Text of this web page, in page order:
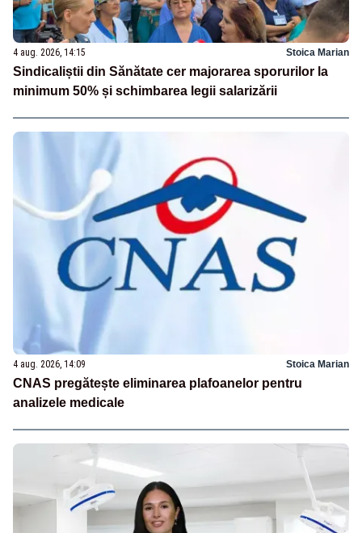
4 aug. 2026, 14:15 Stoica Marian
Sindicaliștii din Sănătate cer majorarea sporurilor la
minimum 50% și schimbarea legii salarizării
4 aug. 2026, 14:09 Stoica Marian
CNAS pregătește eliminarea plafoanelor pentru
analizele medicale